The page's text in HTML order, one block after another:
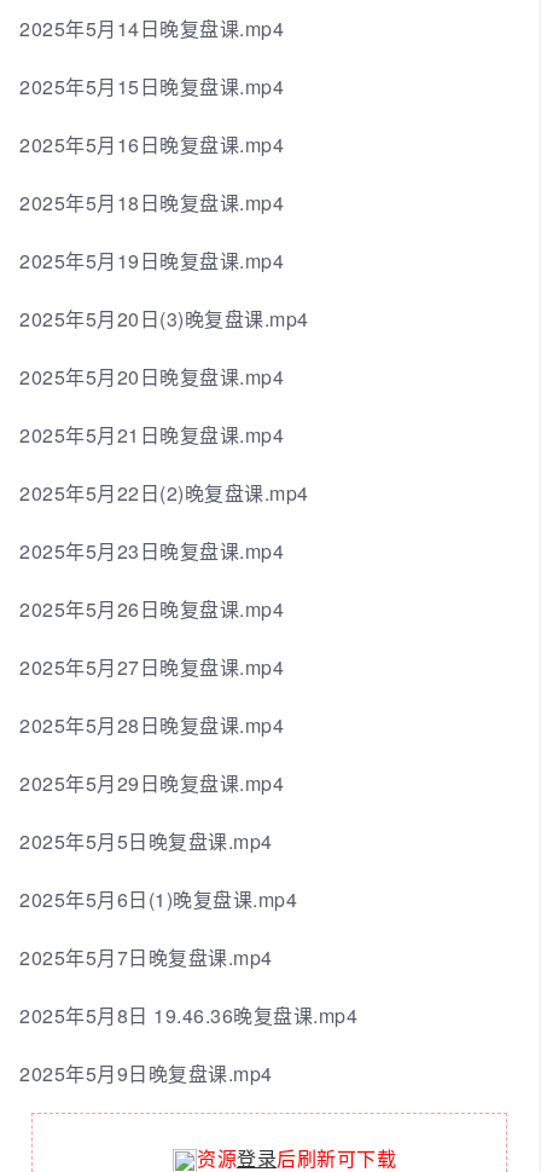
2025年5月14日晚复盘课.mp4
2025年5月15日晚复盘课.mp4
2025年5月16日晚复盘课.mp4
2025年5月18日晚复盘课.mp4
2025年5月19日晚复盘课.mp4
2025年5月20日(3)晚复盘课.mp4
2025年5月20日晚复盘课.mp4
2025年5月21日晚复盘课.mp4
2025年5月22日(2)晚复盘课.mp4
2025年5月23日晚复盘课.mp4
2025年5月26日晚复盘课.mp4
2025年5月27日晚复盘课.mp4
2025年5月28日晚复盘课.mp4
2025年5月29日晚复盘课.mp4
2025年5月5日晚复盘课.mp4
2025年5月6日(1)晚复盘课.mp4
2025年5月7日晚复盘课.mp4
2025年5月8日 19.46.36晚复盘课.mp4
2025年5月9日晚复盘课.mp4
资源登录后刷新可下载